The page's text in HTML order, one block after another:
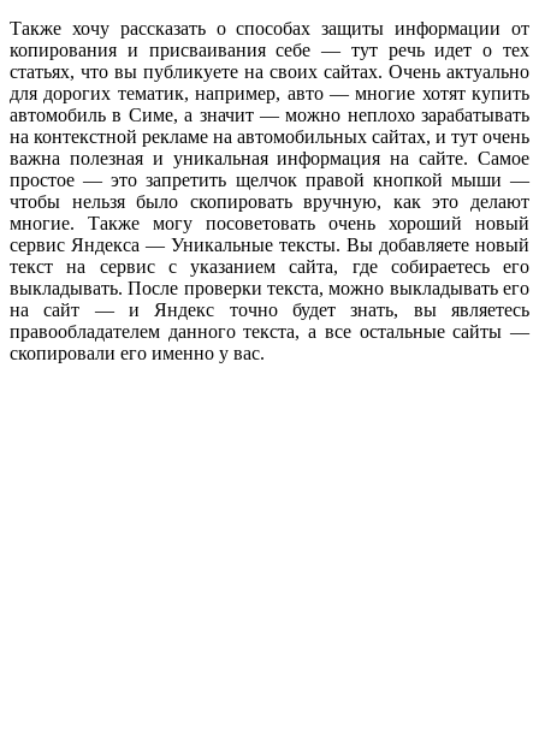
Также хочу рассказать о способах защиты информации от
копирования и присваивания себе — тут речь идет о тех
статьях, что вы публикуете на своих сайтах. Очень актуально
для дорогих тематик, например, авто — многие хотят купить
автомобиль в Симе, а значит — можно неплохо зарабатывать
на контекстной рекламе на автомобильных сайтах, и тут очень
важна полезная и уникальная информация на сайте. Самое
простое — это запретить щелчок правой кнопкой мыши —
чтобы нельзя было скопировать вручную, как это делают
многие. Также могу посоветовать очень хороший новый
сервис Яндекса — Уникальные тексты. Вы добавляете новый
текст на сервис с указанием сайта, где собираетесь его
выкладывать. После проверки текста, можно выкладывать его
на сайт — и Яндекс точно будет знать, вы являетесь
правообладателем данного текста, а все остальные сайты —
скопировали его именно у вас.